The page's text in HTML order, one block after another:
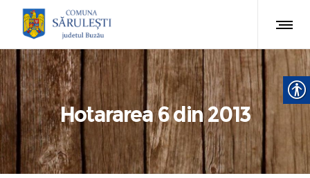
Hotararea 6 din 2013